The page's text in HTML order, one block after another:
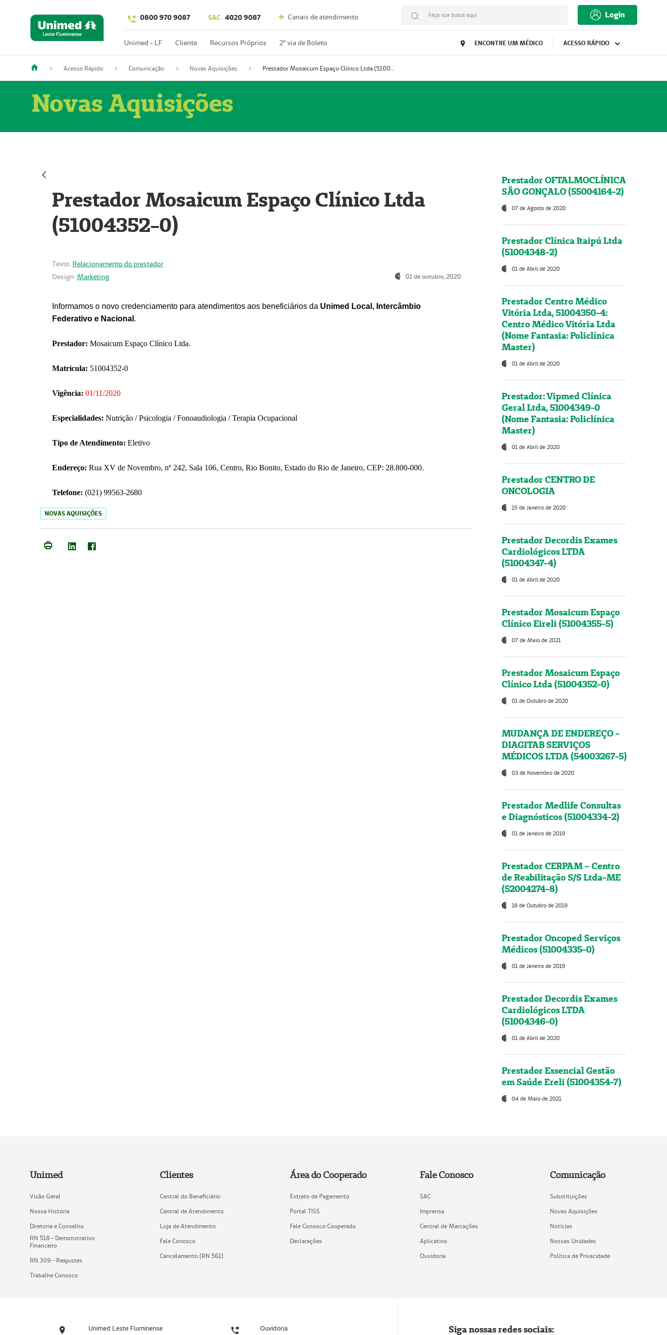
0800 970 9087 SAC 4020 9087 Canais de atendimento Faça sua busca aqui Login
Unimed - LF Cliente Recursos Próprios 2º via de Boleto ENCONTRE UM MÉDICO ACESSO RÁPIDO
Acesso Rápido Comunicação Novas Aquisições Prestador Mosaicum Espaço Clínico Ltda (51004352-0)
Novas Aquisições
Prestador Mosaicum Espaço Clínico Ltda
(51004352-0)
Texto: Relacionamento do prestador
Design: Marketing 01 de outubro, 2020
Informamos o novo credenciamento para atendimentos aos beneficiários da Unimed Local, Intercâmbio
Federativo e Nacional .
Prestador: Mosaicum Espaço Clínico Ltda.
Matrícula: 51004352-0
Vigência: 01/11/2020
Especialidades: Nutrição / Psicologia / Fonoaudiologia / Terapia Ocupacional
Tipo de Atendimento: Eletivo
Endereço: Rua XV de Novembro, nº 242, Sala 106, Centro, Rio Bonito, Estado do Rio de Janeiro, CEP: 28.800-000.
Telefone: (021) 99563-2680
NOVAS AQUISIÇÕES
Prestador OFTALMOCLÍNICA
SÃO GONÇALO (55004164-2)
07 de Agosto de 2020
Prestador Clínica Itaipú Ltda
(51004348-2)
01 de Abril de 2020
Prestador Centro Médico
Vitória Ltda, 51004350-4:
Centro Médico Vitória Ltda
(Nome Fantasia: Policlínica
Master)
01 de Abril de 2020
Prestador: Vipmed Clínica
Geral Ltda, 51004349-0
(Nome Fantasia: Policlínica
Master)
01 de Abril de 2020
Prestador CENTRO DE
ONCOLOGIA
15 de Janeiro de 2020
Prestador Decordis Exames
Cardiológicos LTDA
(51004347-4)
01 de Abril de 2020
Prestador Mosaicum Espaço
Clínico Eireli (51004355-5)
07 de Maio de 2021
Prestador Mosaicum Espaço
Clínico Ltda (51004352-0)
01 de Outubro de 2020
MUDANÇA DE ENDEREÇO -
DIAGITAB SERVIÇOS
MÉDICOS LTDA (54003267-5)
03 de Novembro de 2020
Prestador Medlife Consultas
e Diagnósticos (51004334-2)
01 de Janeiro de 2019
Prestador CERPAM – Centro
de Reabilitação S/S Ltda-ME
(52004274-8)
18 de Outubro de 2019
Prestador Oncoped Serviços
Médicos (51004335-0)
01 de Janeiro de 2019
Prestador Decordis Exames
Cardiológicos LTDA
(51004346-0)
01 de Abril de 2020
Prestador Essencial Gestão
em Saúde Ereli (51004354-7)
04 de Maio de 2021
Unimed
Visão Geral
Nossa História
Diretoria e Conselho
RN 518 - Demonstrativo
Financeiro
RN 309 - Reajustes
Trabalhe Conosco
Clientes
Central do Beneficiário
Central de Atendimento
Loja de Atendimento
Fale Conosco
Cancelamento (RN 561)
Área do Cooperado
Extrato de Pagamento
Portal TISS
Fale Conosco Cooperado
Declarações
Fale Conosco
SAC
Imprensa
Central de Marcações
Aplicativo
Ouvidoria
Comunicação
Substituições
Novas Aquisições
Notícias
Nossas Unidades
Política de Privacidade
Unimed Leste Fluminense Ouvidoria Siga nossas redes sociais: